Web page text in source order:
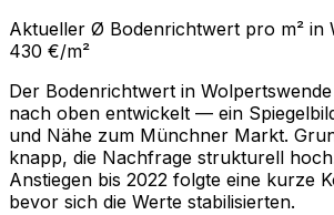
Aktueller Ø Bodenrichtwert pro m² in
430 €/m²
Der Bodenrichtwert in
nach oben entwickelt — ein
und Nähe zum Münchner Markt.
knapp, die Nachfrage strukturell
Anstiegen bis 2022 folgte eine kurze
bevor sich die Werte stabilisierten.